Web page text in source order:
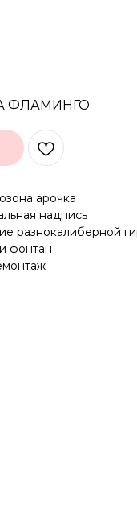
ФЛАМИНГО
арочка
надпись
разнокалиберной
фонтан